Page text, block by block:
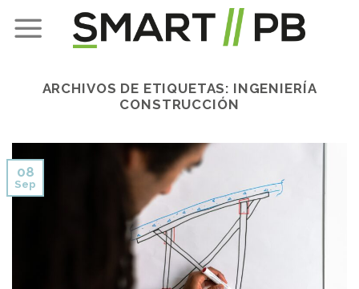
ARCHIVOS DE ETIQUETAS: INGENIERÍA
CONSTRUCCIÓN
08
Sep